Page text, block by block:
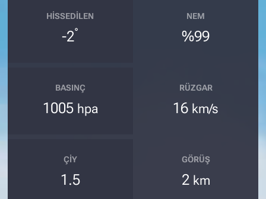
HISSEDILEN
-2°
NEM
%99
BASINÇ
1005 hpa
RÜZGAR
16 km/s
ÇIY
1.5
GÖRÜŞ
2 km